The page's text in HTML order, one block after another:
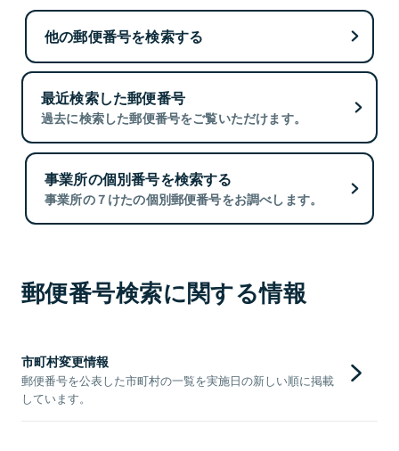
他の郵便番号を検索する
最近検索した郵便番号
過去に検索した郵便番号をご覧いただけます。
事業所の個別番号を検索する
事業所の７けたの個別郵便番号をお調べします。
郵便番号検索に関する情報
市町村変更情報
郵便番号を公表した市町村の一覧を実施日の新しい順に掲載
しています。